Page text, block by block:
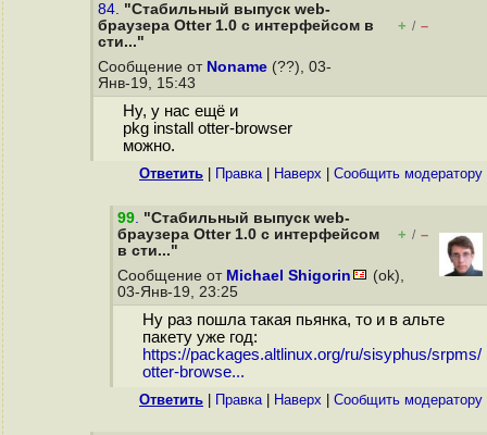
84. "Стабильный выпуск web-
браузера Otter 1.0 с интерфейсом в
сти..."
+ / –
Сообщение от Noname (??), 03-
Янв-19, 15:43
Ну, у нас ещё и
pkg install otter-browser
можно.
Ответить Правка| Наверх Cообщить модератору
99. "Стабильный выпуск web-
браузера Otter 1.0 с интерфейсом
в сти..."
+ / –
Сообщение от Michael Shigorin
(ok),
03-Янв-19, 23:25
Ну раз пошла такая пьянка, то и в альте
пакету уже год:
https://packages.altlinux.org/ru/sisyphus/srpms/
otter-browse...
Ответить Правка| Наверх Cообщить модератору